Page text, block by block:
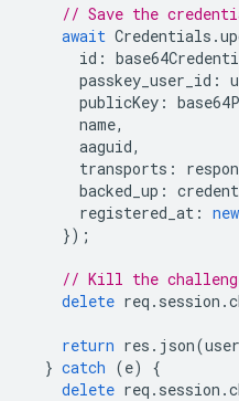
// Save the
await Credentials .
id :
passkey_user_id :
publicKey :
name,
aaguid,
transports :
backed_up :
registered_at : new
});
// Kill the
delete req . session .
return res . json(user
} catch (e)
{
delete req . session .